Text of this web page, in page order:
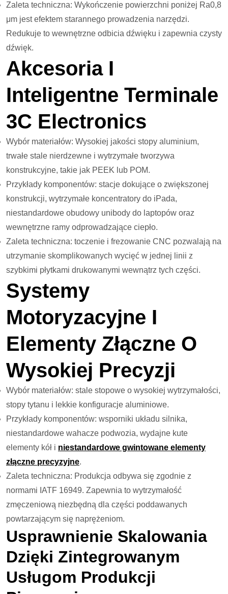
Zaleta techniczna: Wykończenie powierzchni poniżej Ra0,8
μm jest efektem starannego prowadzenia narzędzi.
Redukuje to wewnętrzne odbicia dźwięku i zapewnia czysty
dźwięk.
Akcesoria I
Inteligentne Terminale
3C Electronics
Wybór materiałów: Wysokiej jakości stopy aluminium,
trwałe stale nierdzewne i wytrzymałe tworzywa
konstrukcyjne, takie jak PEEK lub POM.
Przykłady komponentów: stacje dokujące o zwiększonej
konstrukcji, wytrzymałe koncentratory do iPada,
niestandardowe obudowy unibody do laptopów oraz
wewnętrzne ramy odprowadzające ciepło.
Zaleta techniczna: toczenie i frezowanie CNC pozwalają na
utrzymanie skomplikowanych wycięć w jednej linii z
szybkimi płytkami drukowanymi wewnątrz tych części.
Systemy
Motoryzacyjne I
Elementy Złączne O
Wysokiej Precyzji
Wybór materiałów: stale stopowe o wysokiej wytrzymałości,
stopy tytanu i lekkie konfiguracje aluminiowe.
Przykłady komponentów: wsporniki układu silnika,
niestandardowe wahacze podwozia, wydajne kute
elementy kół i niestandardowe gwintowane elementy
złączne precyzyjne.
Zaleta techniczna: Produkcja odbywa się zgodnie z
normami IATF 16949. Zapewnia to wytrzymałość
zmęczeniową niezbędną dla części poddawanych
powtarzającym się naprężeniom.
Usprawnienie Skalowania
Dzięki Zintegrowanym
Usługom Produkcji